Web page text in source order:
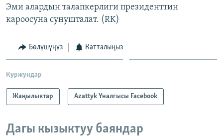
Эми алардын талапкерлиги президенттин
кароосуна сунушталат. (RK)
Бөлүшүңүз Катталыңыз
Куржундар
Жаңылыктар Azattyk Үналгысы Facebook
Дагы кызыктуу баяндар